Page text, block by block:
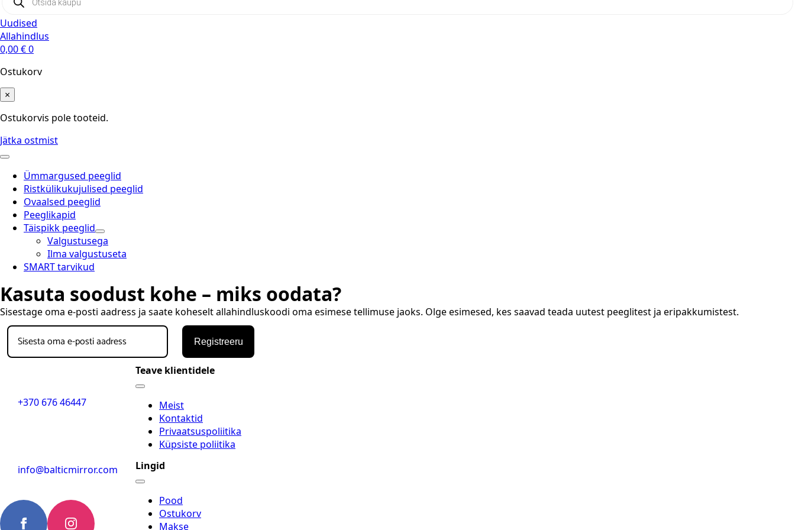
search
Uudised
Allahindlus
0,00€0
Ostukorv
×
Ostukorvis pole tooteid.
Jätka ostmist
Ümmargused peeglid
Ristkülikukujulised peeglid
Ovaalsed peeglid
Peeglikapid
Täispikk peeglid
Valgustusega
Ilma valgustuseta
SMART tarvikud
Kasuta soodust kohe – miks oodata?
Sisestage oma e-posti aadress ja saate koheselt allahindluskoodi oma esimese tellimuse jaoks. Olge esimesed, kes saavad teada uutest peeglitest ja eripakkumistest.
Registreeru
+370 676 46447
info@balticmirror.com
Teave klientidele
Meist
Kontaktid
Privaatsuspoliitika
Küpsiste poliitika
Lingid
Pood
Ostukorv
Makse